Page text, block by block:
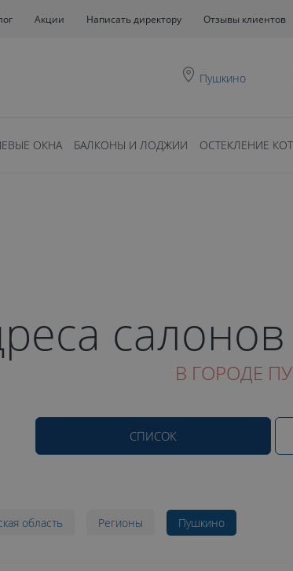
Акции Написать директору Отзывы клиентов
Пушкино
ОКНА БАЛКОНЫ И ЛОДЖИИ ОСТЕКЛЕНИЕ
В ГОРОДЕ
СПИСОК
область Регионы Пушкино